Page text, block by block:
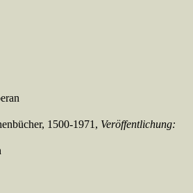
1500-1971, Veröffentlichung: